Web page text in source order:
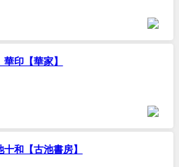
印【華家】
十和【古池書房】